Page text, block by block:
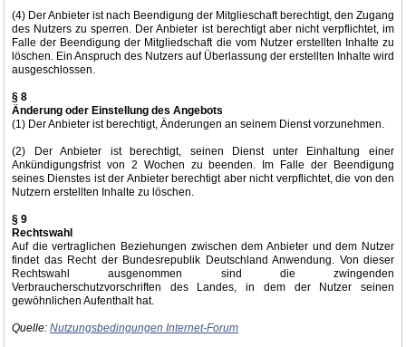
(4) Der Anbieter ist nach Beendigung der Mitglieschaft berechtigt, den Zugang
des Nutzers zu sperren. Der Anbieter ist berechtigt aber nicht verpflichtet, im
Falle der Beendigung der Mitgliedschaft die vom Nutzer erstellten Inhalte zu
löschen. Ein Anspruch des Nutzers auf Überlassung der erstellten Inhalte wird
ausgeschlossen.
§ 8
Änderung oder Einstellung des Angebots
(1) Der Anbieter ist berechtigt, Änderungen an seinem Dienst vorzunehmen.
(2) Der Anbieter ist berechtigt, seinen Dienst unter Einhaltung einer
Ankündigungsfrist von 2 Wochen zu beenden. Im Falle der Beendigung
seines Dienstes ist der Anbieter berechtigt aber nicht verpflichtet, die von den
Nutzern erstellten Inhalte zu löschen.
§ 9
Rechtswahl
Auf die vertraglichen Beziehungen zwischen dem Anbieter und dem Nutzer
findet das Recht der Bundesrepublik Deutschland Anwendung. Von dieser
Rechtswahl ausgenommen sind die zwingenden
Verbraucherschutzvorschriften des Landes, in dem der Nutzer seinen
gewöhnlichen Aufenthalt hat.
Quelle: Nutzungsbedingungen Internet-Forum